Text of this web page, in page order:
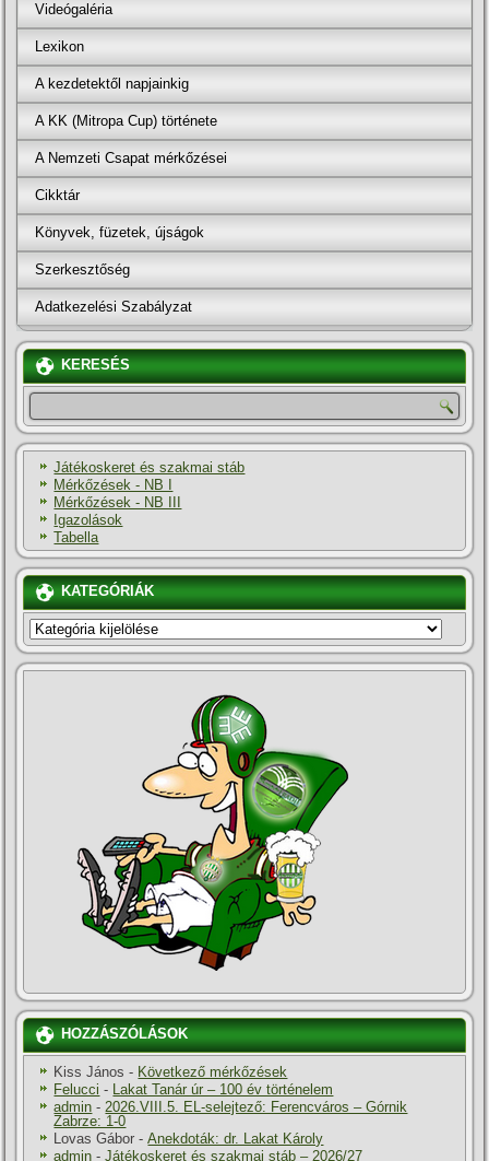
Videógaléria
Lexikon
A kezdetektől napjainkig
A KK (Mitropa Cup) története
A Nemzeti Csapat mérkőzései
Cikktár
Könyvek, füzetek, újságok
Szerkesztőség
Adatkezelési Szabályzat
KERESÉS
Játékoskeret és szakmai stáb
Mérkőzések - NB I
Mérkőzések - NB III
Igazolások
Tabella
KATEGÓRIÁK
KATEGÓRIÁK
HOZZÁSZÓLÁSOK
Kiss János - Következő mérkőzések
Felucci - Lakat Tanár úr – 100 év történelem
admin -2026.VIII.5. EL-selejtező: Ferencváros – Górnik
Zabrze: 1-0
Lovas Gábor -Anekdoták: dr. Lakat Károly
admin -Játékoskeret és szakmai stáb – 2026/27